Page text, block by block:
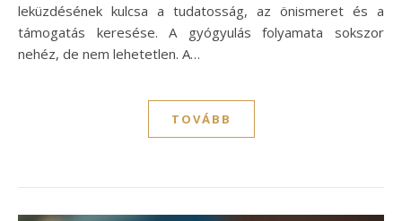
leküzdésének kulcsa a tudatosság, az önismeret és a
támogatás keresése. A gyógyulás folyamata sokszor
nehéz, de nem lehetetlen. A…
TOVÁBB